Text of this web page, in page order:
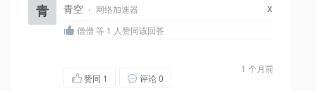
青 青空 · 网络加速器 x
僧僧 等 1 人赞同该回答
1 个月前
赞同 1 评论 0